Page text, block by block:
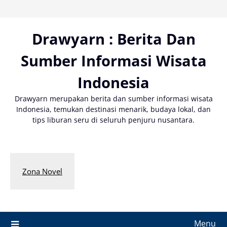
Drawyarn : Berita Dan
Sumber Informasi Wisata
Indonesia
Drawyarn merupakan berita dan sumber informasi wisata
Indonesia, temukan destinasi menarik, budaya lokal, dan
tips liburan seru di seluruh penjuru nusantara.
Zona Novel
Menu